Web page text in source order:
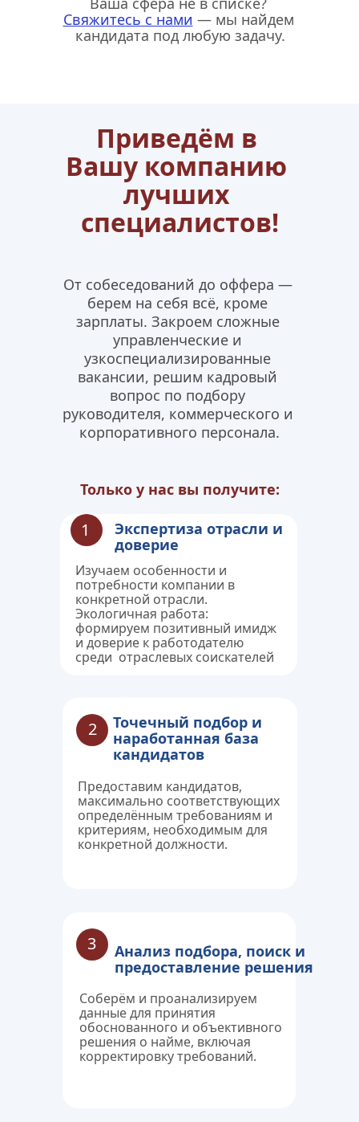
Свяжитесь с нами — мы найдем
кандидата под любую задачу.
Приведём в
Вашу компанию
лучших
специалистов!
От собеседований до оффера —
берем на себя всё, кроме
зарплаты. Закроем сложные
управленческие и
узкоспециализированные
вакансии, решим кадровый
вопрос по подбору
руководителя, коммерческого и
корпоративного персонала.
Только у нас вы получите:
1
Экспертиза отрасли и
доверие
Изучаем особенности и
потребности компании в
конкретной отрасли.
Экологичная работа:
формируем позитивный имидж
и доверие к работодателю
среди  отраслевых соискателей
2
Точечный подбор и
наработанная база
кандидатов
Предоставим кандидатов,
максимально соответствующих
определённым требованиям и
критериям, необходимым для
конкретной должности.
3
Анализ подбора, поиск и
предоставление решения
Соберём и проанализируем
данные для принятия
обоснованного и объективного
решения о найме, включая
корректировку требований.